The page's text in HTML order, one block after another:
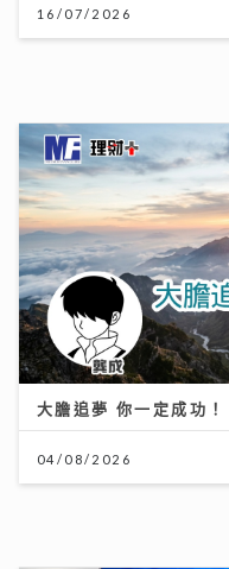
16/07/2026
大膽追夢 你一定成功！
04/08/2026